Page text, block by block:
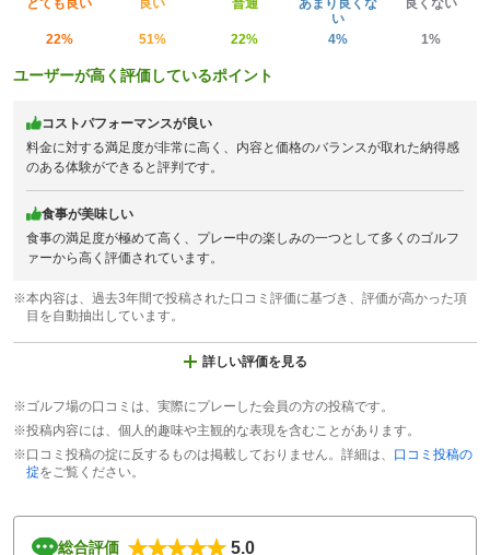
とても良い 良い 普通
あまり良くな
い
良くない
22% 51% 22% 4% 1%
ユーザーが高く評価しているポイント
コストパフォーマンスが良い
料金に対する満足度が非常に高く、内容と価格のバランスが取れた納得感
のある体験ができると評判です。
食事が美味しい
食事の満足度が極めて高く、プレー中の楽しみの一つとして多くのゴルフ
ァーから高く評価されています。
※本内容は、過去3年間で投稿された口コミ評価に基づき、評価が高かった項
目を自動抽出しています。
詳しい評価を見る
※ゴルフ場の口コミは、実際にプレーした会員の方の投稿です。
※投稿内容には、個人的趣味や主観的な表現を含むことがあります。
※口コミ投稿の掟に反するものは掲載しておりません。詳細は、 口コミ投稿の
掟をご覧ください。
総合評価 5.0